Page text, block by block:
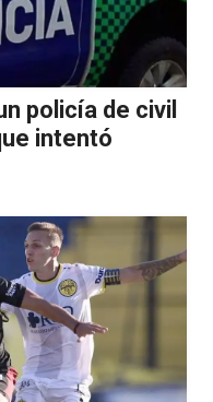
policía de civil
intentó